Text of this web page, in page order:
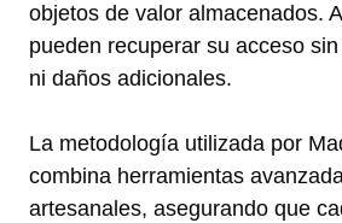
objetos de valor almacenados.
pueden recuperar su acceso
ni daños adicionales.
La metodología utilizada por
combina herramientas
artesanales, asegurando que